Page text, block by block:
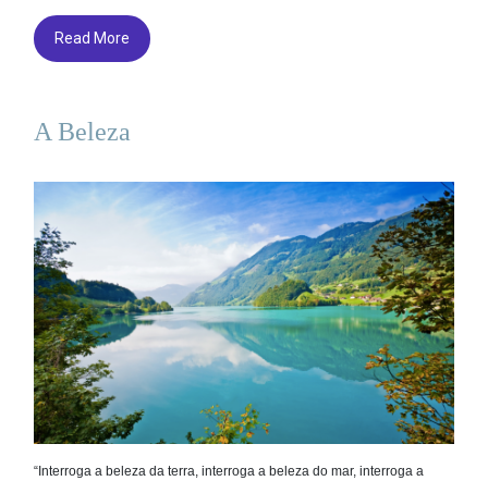
Read More
A Beleza
“Interroga a beleza da terra, interroga a beleza do mar, interroga a